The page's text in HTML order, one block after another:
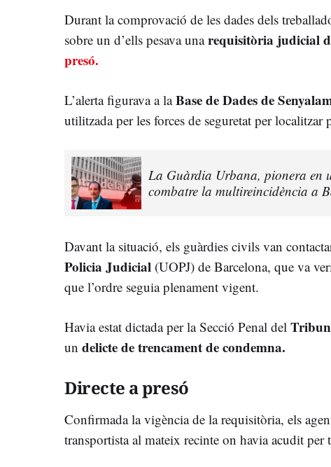
Durant la comprovació de les dades dels
sobre un d’ells pesava unarequisitòria judicial
presó.
L’alerta figurava a laBase de Dades de
utilitzada per les forces de seguretat per localitzar
La Guàrdia Urbana, pionera en
combatre la multireincidència a
Davant la situació, els guàrdies civils van
Policia Judicial (UOPJ) de Barcelona, que va
que l’ordre seguia plenament vigent.
Havia estat dictada per la Secció Penal del
un delicte de trencament de condemna.
Directe a presó
Confirmada la vigència de la requisitòria, els
transportista al mateix recinte on havia acudit per